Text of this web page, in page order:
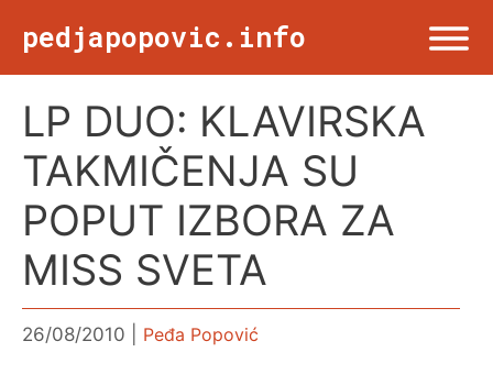
pedjapopovic.info
NASLOVNA
DRUŠTVO
KULTURA
SPORT
LP DUO: KLAVIRSKA
TAKMIČENJA SU
POPUT IZBORA ZA
MISS SVETA
26/08/2010 Peđa Popović